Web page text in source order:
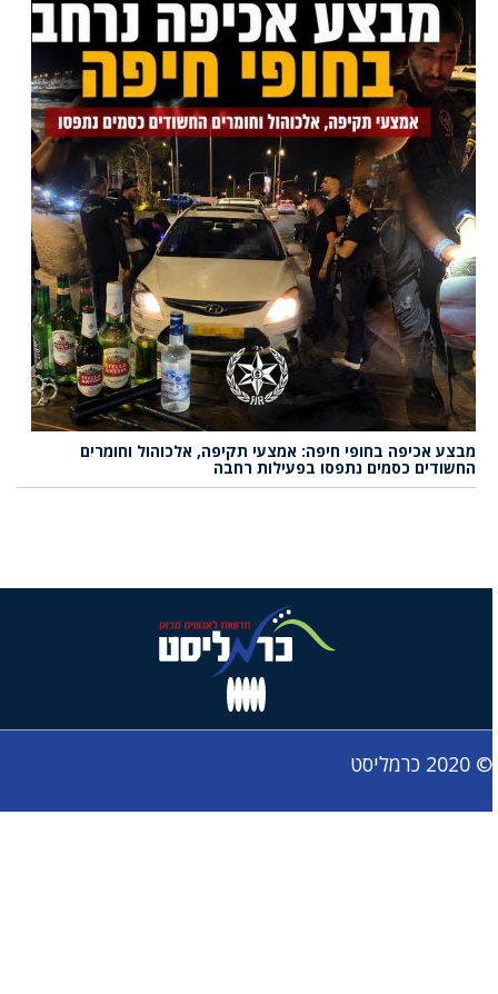
מבצע אכיפה בחופי חיפה: אמצעי תקיפה, אלכוהול וחומרים
החשודים כסמים נתפסו בפעילות רחבה
© 2020 כרמליסט